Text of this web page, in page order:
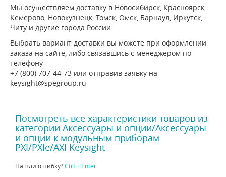
Мы осуществляем доставку в Новосибирск, Красноярск,
Кемерово, Новокузнецк, Томск, Омск, Барнаул, Иркутск,
Читу и другие города России.
Выбрать вариант доставки вы можете при оформлении
заказа на сайте, либо связавшись с менеджером по
телефону
+7 (800) 707-44-73 или отправив заявку на
keysight@spegroup.ru
Посмотреть все характеристики товаров из
категории Аксессуары и опции/Аксессуары
и опции к модульным приборам
PXI/PXIe/AXI Keysight
Нашли ошибку?Ctrl + Enter